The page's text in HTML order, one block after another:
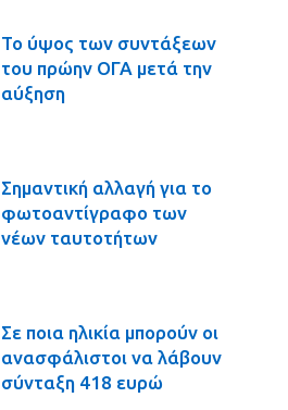
Το ύψος των συντάξεων
του πρώην ΟΓΑ μετά την
αύξηση
Σημαντική αλλαγή για το
φωτοαντίγραφο των
νέων ταυτοτήτων
Σε ποια ηλικία μπορούν οι
ανασφάλιστοι να λάβουν
σύνταξη 418 ευρώ